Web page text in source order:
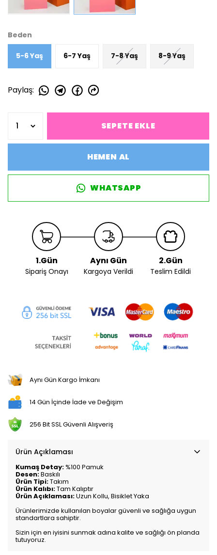
Beden
5-6 Yaş 6-7 Yaş 7-8 Yaş 8-9 Yaş
Paylaş:
SEPETE EKLE
HEMEN AL
WHATSAPP
1.Gün
Sipariş Onayı
Aynı Gün
Kargoya Verildi
2.Gün
Teslim Edildi
Aynı Gün Kargo İmkanı
14 Gün İçinde İade ve Değişim
256 Bit SSL Güvenli Alışveriş
Ürün Açıklaması
Kumaş Detay:%100 Pamuk
Desen:Baskılı
Ürün Tipi:Takım
Ürün Kalıbı:Tam Kalıptır
Ürün Açıklaması:Uzun Kollu, Bisiklet Yaka
Ürünlerimizde kullanılan boyalar güvenli ve sağlığa uygun
standartlara sahiptir.
Sizin için en iyisini sunmak adına kalite ve sağlığı ön planda
tutuyoruz.